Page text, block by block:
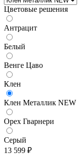
Цветовые решения
Антрацит
Белый
Венге Цаво
Клен
Клен Металлик NEW
Орех Гварнери
Серый
13 599 ₽